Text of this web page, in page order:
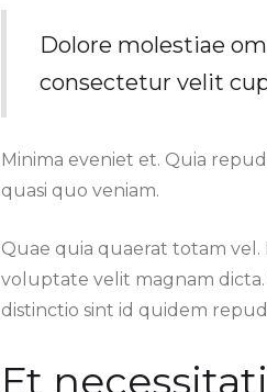
Dolore molestiae
consectetur velit
Minima eveniet et. Quia
quasi quo veniam.
Quae quia quaerat totam vel.
voluptate velit magnam
distinctio sint id quidem
Et